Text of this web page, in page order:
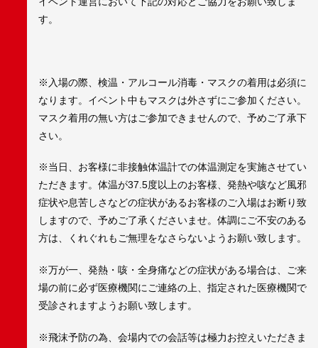
す。
※入場の際、検温・アルコール消毒・マスクの着用は必須に
なります。イベント中もマスクは外さずにご参加ください。
マスク着用の無い方はご参加できませんので、予めご了承下
さい。
※当日、お客様に非接触体温計での体温測定を実施させてい
ただきます。体温が37.5度以上のお客様、発熱や咳など風邪
症状や息苦しさなどの症状があるお客様のご入場はお断り致
しますので、予めご了承くださいませ。体調にご不安のある
方は、くれぐれもご無理をなさらないようお願い致します。
※万が一、発熱・咳・全身痛などの症状がある場合は、ご来
場の前に必ず医療機関にご連絡の上、指定された医療機関で
受診されますようお願い致します。
※飛沫予防の為、会場内での会話等は極力お控えいただきま